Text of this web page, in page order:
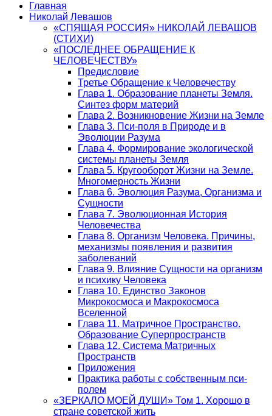
Главная
Николай Левашов
«СПЯЩАЯ РОССИЯ» НИКОЛАЙ ЛЕВАШОВ
(СТИХИ)
«ПОСЛЕДНЕЕ ОБРАЩЕНИЕ К
ЧЕЛОВЕЧЕСТВУ»
Предисловие
Третье Обращение к Человечеству
Глава 1. Образование планеты Земля.
Синтез форм материй
Глава 2. Возникновение Жизни на Земле
Глава 3. Пси-поля в Природе и в
Эволюции Разума
Глава 4. Формирование экологической
системы планеты Земля
Глава 5. Кругооборот Жизни на Земле.
Многомерность Жизни
Глава 6. Эволюция Разума, Организма и
Сущности
Глава 7. Эволюционная История
Человечества
Глава 8. Организм Человека. Причины,
механизмы появления и развития
заболеваний
Глава 9. Влияние Сущности на организм
и психику Человека
Глава 10. Единство Законов
Микрокосмоса и Макрокосмоса
Вселенной
Глава 11. Матричное Пространство.
Образование Суперпространств
Глава 12. Система Матричных
Пространств
Приложения
Практика работы с собственным пси-
полем
«ЗЕРКАЛО МОЕЙ ДУШИ» Том 1. Хорошо в
стране советской жить